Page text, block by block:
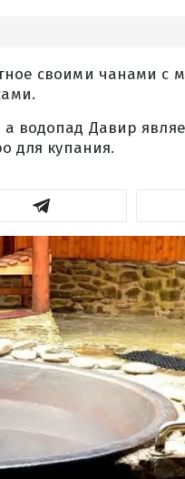
своими чанами с
водопад Давир
для купания.